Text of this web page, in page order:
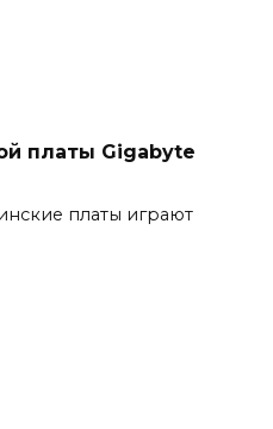
платы Gigabyte
платы играют